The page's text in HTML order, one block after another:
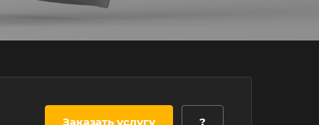
Заказать услугу ?